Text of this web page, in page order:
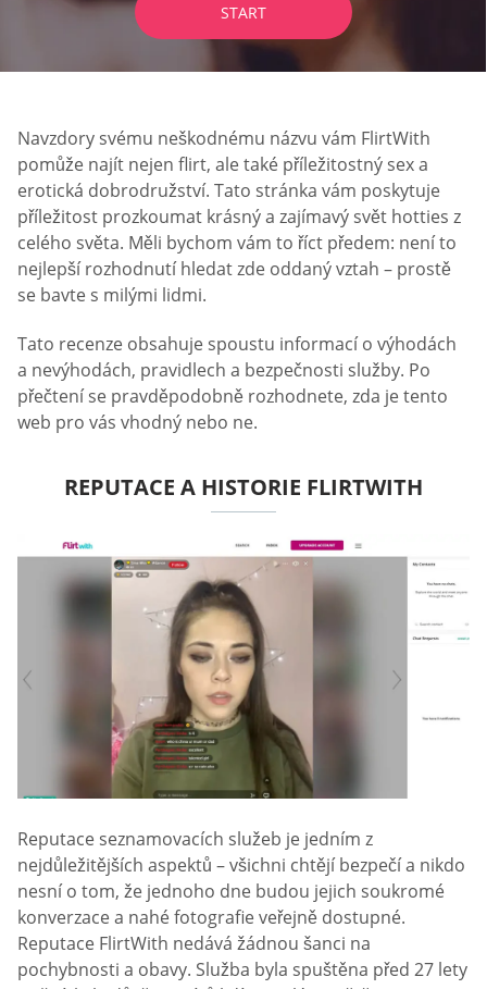
START
Navzdory svému neškodnému názvu vám FlirtWith
pomůže najít nejen flirt, ale také příležitostný sex a
erotická dobrodružství. Tato stránka vám poskytuje
příležitost prozkoumat krásný a zajímavý svět hotties z
celého světa. Měli bychom vám to říct předem: není to
nejlepší rozhodnutí hledat zde oddaný vztah – prostě
se bavte s milými lidmi.
Tato recenze obsahuje spoustu informací o výhodách
a nevýhodách, pravidlech a bezpečnosti služby. Po
přečtení se pravděpodobně rozhodnete, zda je tento
web pro vás vhodný nebo ne.
REPUTACE A HISTORIE FLIRTWITH
Reputace seznamovacích služeb je jedním z
nejdůležitějších aspektů – všichni chtějí bezpečí a nikdo
nesní o tom, že jednoho dne budou jejich soukromé
konverzace a nahé fotografie veřejně dostupné.
Reputace FlirtWith nedává žádnou šanci na
pochybnosti a obavy. Služba byla spuštěna před 27 lety